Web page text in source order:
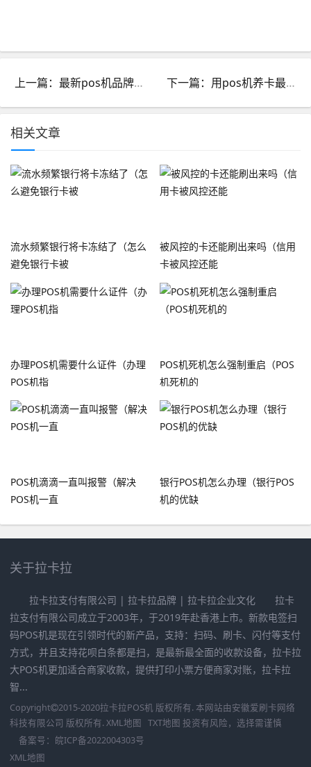
上一篇：最新pos机品牌排行榜_pos机排行榜官方 下一篇：用pos机养卡最后会怎么样_POS机养卡违法吗
相关文章
流水频繁银行将卡冻结了（怎么
避免银行卡被
被风控的卡还能刷出来吗（信用
卡被风控还能
办理POS机需要什么证件（办理
POS机指
POS机死机怎么强制重启（POS
机死机的
POS机滴滴一直叫报警（解决
POS机一直
银行POS机怎么办理（银行POS
机的优缺
关于拉卡拉
拉卡拉支付有限公司 | 拉卡拉品牌 | 拉卡拉企业文化 拉卡
拉支付有限公司成立于2003年，于2019年赴香港上市。新款电签扫
码POS机是现在引领时代的新产品，支持：扫码、刷卡、闪付等支付
方式，并且支持花呗白条都是扫，是最新最全面的收款设备，拉卡拉
大POS机更加适合商家收款，提供打印小票方便商家对账，拉卡拉
智...
Copyright 2015-2020拉卡拉POS机 版权所有. 本网站由安徽爱刷卡网络
科技有限公司 版权所有. XML地图 TXT地图 投资有风险，选择需谨慎
备案号： 皖ICP备2022004303号
XML地图